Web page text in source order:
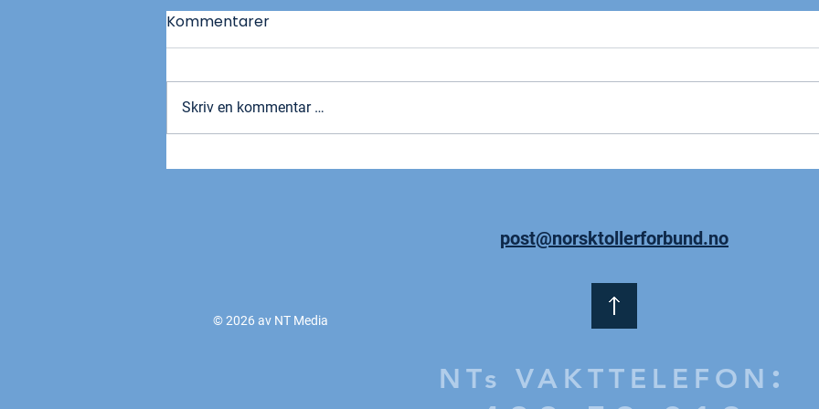
Ny medlemsfordel hos
Skattereform må komme
Kommentarer
Skriv en kommentar …
post@norsktollerforbund.no
© 2026 av NT Media
NTs VAKTTELEFON :